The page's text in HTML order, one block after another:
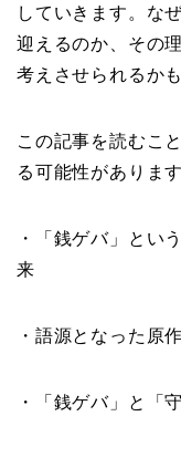
していきます。な
迎えるのか、その
考えさせられるか
この記事を読むこ
る可能性があります
・「銭ゲバ」とい
来
・語源となった原
・「銭ゲバ」と「